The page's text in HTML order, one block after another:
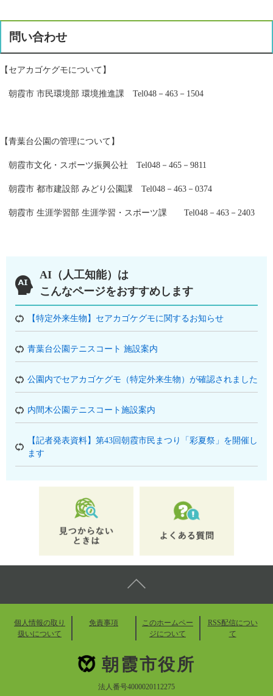
問い合わせ
【セアカゴケグモについて】
朝霞市 市民環境部 環境推進課 Tel048－463－1504
【青葉台公園の管理について】
朝霞市文化・スポーツ振興公社 Tel048－465－9811
朝霞市 都市建設部 みどり公園課 Tel048－463－0374
朝霞市 生涯学習部 生涯学習・スポーツ課 Tel048－463－2403
AI（人工知能）は
こんなページをおすすめします
【特定外来生物】セアカゴケグモに関するお知らせ
青葉台公園テニスコート 施設案内
公園内でセアカゴケグモ（特定外来生物）が確認されました
内間木公園テニスコート施設案内
【記者発表資料】第43回朝霞市民まつり「彩夏祭」を開催し
ます
個人情報の取り
扱いについて
免責事項
このホームペー
ジについて
RSS配信につい
て
朝霞市役所
法人番号4000020112275